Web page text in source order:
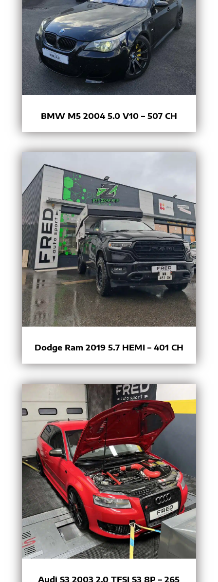
BMW M5 2004 5.0 V10 – 507 CH
Dodge Ram 2019 5.7 HEMI – 401 CH
Audi S3 2003 2.0 TFSI S3 8P – 265